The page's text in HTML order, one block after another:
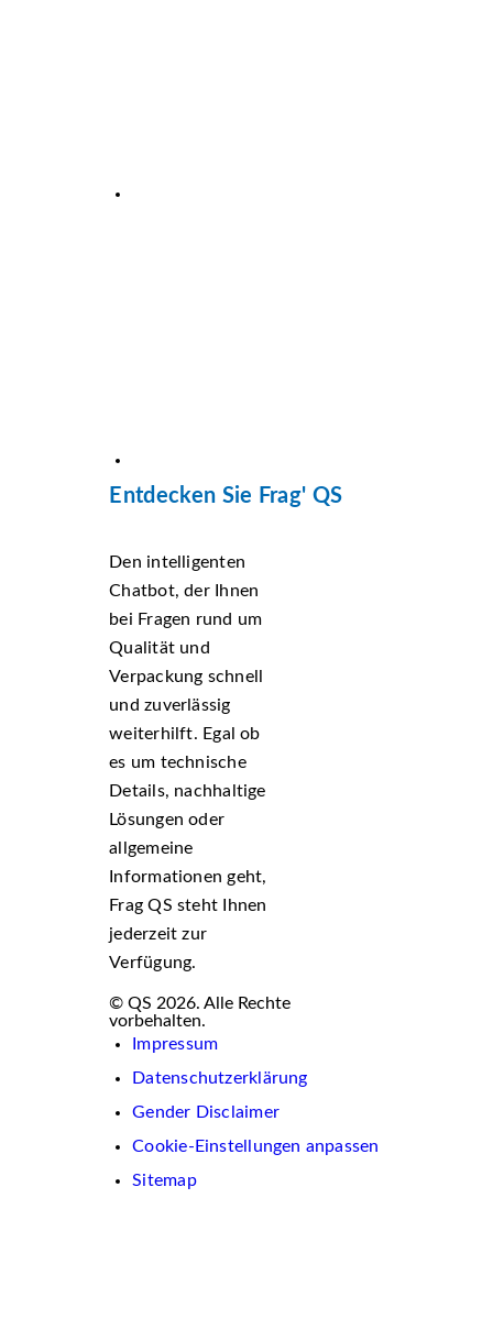
Entdecken Sie Frag' QS
Den intelligenten
Chatbot, der Ihnen
bei Fragen rund um
Qualität und
Verpackung schnell
und zuverlässig
weiterhilft. Egal ob
es um technische
Details, nachhaltige
Lösungen oder
allgemeine
Informationen geht,
Frag QS steht Ihnen
jederzeit zur
Verfügung.
© QS 2026. Alle Rechte
vorbehalten.
Impressum
Datenschutzerklärung
Gender Disclaimer
Cookie-Einstellungen anpassen
Sitemap